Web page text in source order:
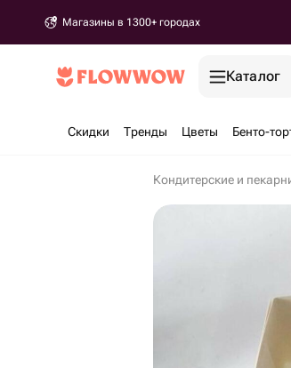
Магазины в 1300+ городах
Каталог
Скидки Тренды Цветы Бенто-
Кондитерские и